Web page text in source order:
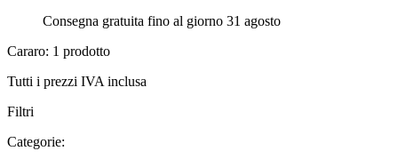
Consegna gratuita fino al giorno 31 agosto
Cararo: 1 prodotto
Tutti i prezzi IVA inclusa
Filtri
Categorie: